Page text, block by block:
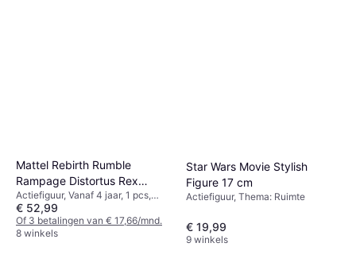
Mattel Rebirth Rumble
Rampage Distortus Rex
Actiefiguur
Actiefiguur, Vanaf 4 jaar, 1 pcs,
Thema: Dier
€ 52,99
Of 3 betalingen van € 17,66/mnd.
8 winkels
Star Wars Movie Stylish
Figure 17 cm
Actiefiguur, Thema: Ruimte
€ 19,99
9 winkels